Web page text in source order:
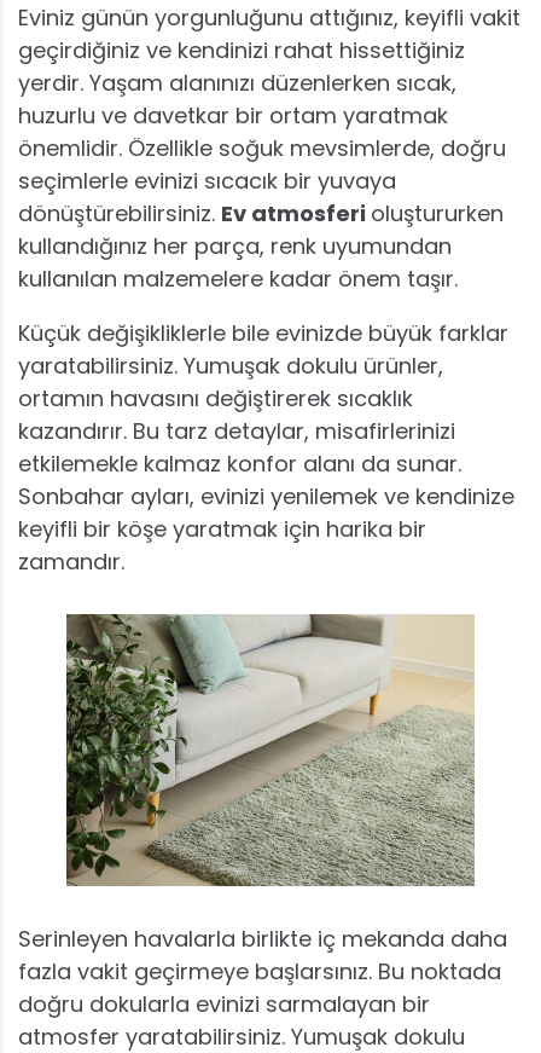
Eviniz günün yorgunluğunu attığınız, keyifli vakit
geçirdiğiniz ve kendinizi rahat hissettiğiniz
yerdir. Yaşam alanınızı düzenlerken sıcak,
huzurlu ve davetkar bir ortam yaratmak
önemlidir. Özellikle soğuk mevsimlerde, doğru
seçimlerle evinizi sıcacık bir yuvaya
dönüştürebilirsiniz. Ev atmosferi oluştururken
kullandığınız her parça, renk uyumundan
kullanılan malzemelere kadar önem taşır.
Küçük değişikliklerle bile evinizde büyük farklar
yaratabilirsiniz. Yumuşak dokulu ürünler,
ortamın havasını değiştirerek sıcaklık
kazandırır. Bu tarz detaylar, misafirlerinizi
etkilemekle kalmaz konfor alanı da sunar.
Sonbahar ayları, evinizi yenilemek ve kendinize
keyifli bir köşe yaratmak için harika bir
zamandır.
Serinleyen havalarla birlikte iç mekanda daha
fazla vakit geçirmeye başlarsınız. Bu noktada
doğru dokularla evinizi sarmalayan bir
atmosfer yaratabilirsiniz. Yumuşak dokulu